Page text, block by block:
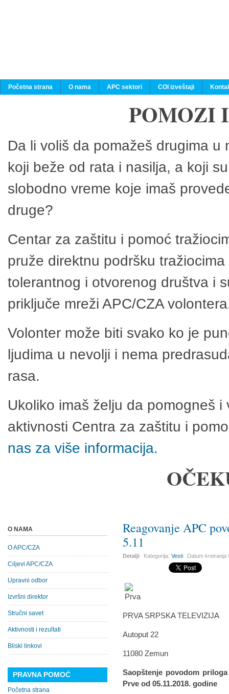
Početna strana O nama APC sektori COI izveštaji
POMOZI
Da li voliš da pomažeš drugima
koji beže od rata i nasilja, a koji
slobodno vreme koje imaš
druge?
Centar za zaštitu i pomoć
pruže direktnu podršku
tolerantnog i otvorenog društva i
priključe mreži APC/CZA
Volonter može biti svako ko je
ljudima u nevolji i nema
rasa.
Ukoliko imaš želju da pomogneš
aktivnosti Centra za zaštitu i
nas za više informacija.
Reagovanje APC
5.11
Detalji Kategorija:Vesti Datum kreiranja
PRVA SRPSKA TELEVIZIJA
Autoput 22
11080 Zemun
Saopštenje povodom
Prve od 05.11.2018. godine
O NAMA
O APC/CZA
Ciljevi APC/CZA
Upravni odbor
Izvršni direktor
Stručni savet
Aktivnosti i rezultati
Bliski linkovi
PRAVNA POMOĆ
Početna strana